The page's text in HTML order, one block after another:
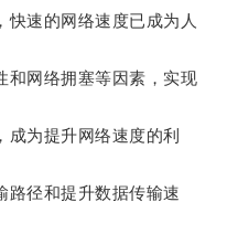
速的网络速度已成为人
网络拥塞等因素，实现
为提升网络速度的利
径和提升数据传输速